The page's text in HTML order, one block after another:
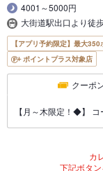
4001～5000円
大街道駅出口より徒
【アプリ予約限定】最大
ポイントプラス対象店
クーポ
【月～木限定！◆】
カ
下記ボタ